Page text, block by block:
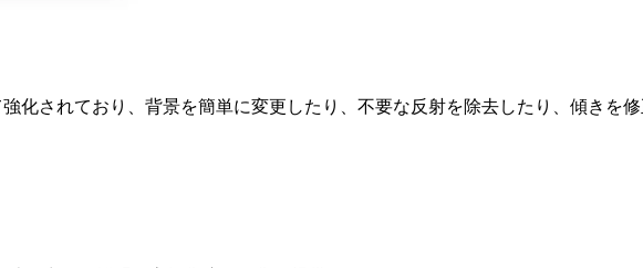
強化されており、背景を簡単に変更したり、不要な反射を除去したり、傾きを